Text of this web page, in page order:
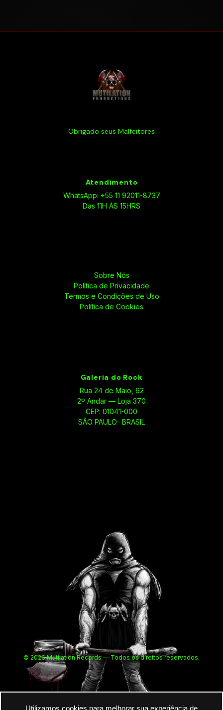
Obrigado seus Malfeitores
Atendimento
WhatsApp: +55 11 92011-8737
Das 11H ÀS 15HRS
Sobre Nós
Política de Privacidade
Termos e Condições de Uso
Política de Cookies
Galeria do Rock
Rua 24 de Maio, 62
2º Andar — Loja 370
CEP: 01041-000
SÃO PAULO- BRASIL
© 2026 Mutilation Records — Todos os direitos reservados.